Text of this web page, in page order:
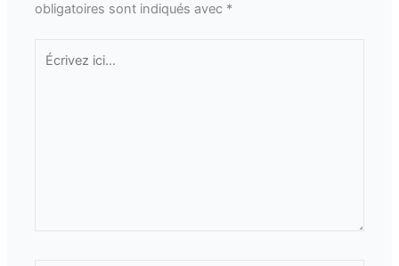
obligatoires sont indiqués avec *
Écrivez